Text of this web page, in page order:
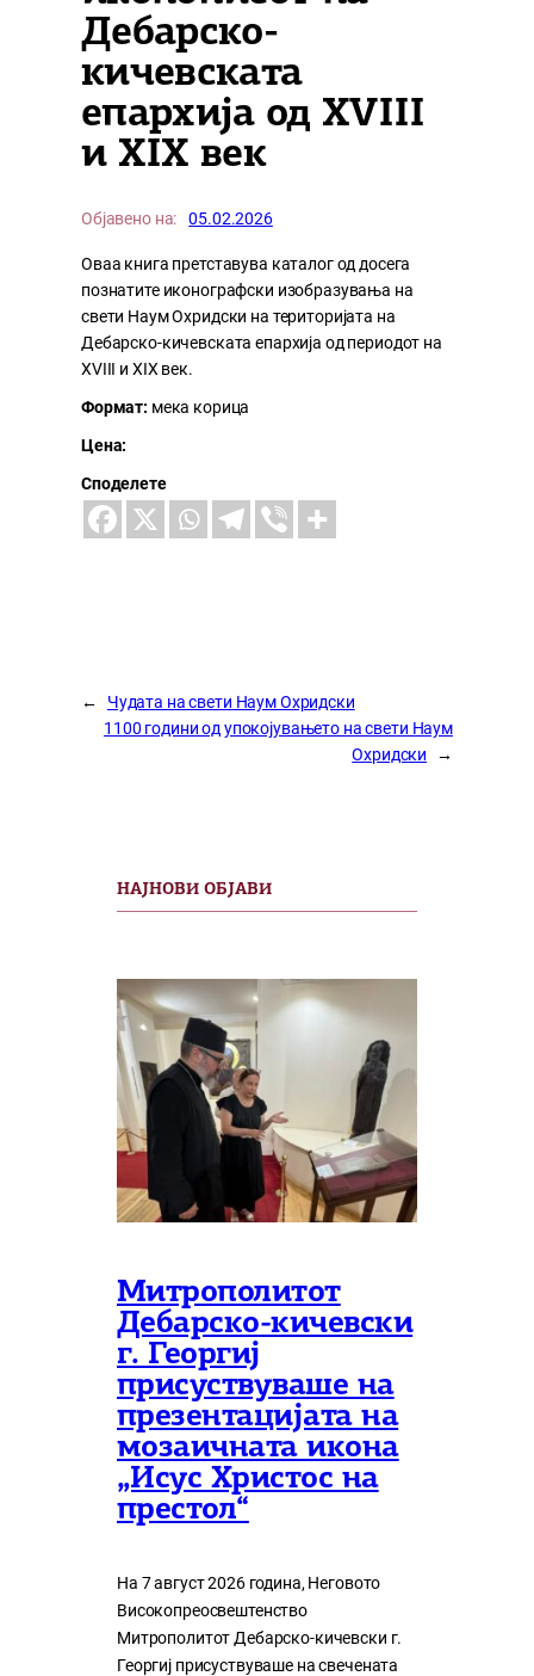
Дебарско-
кичевската
епархија од XVIII
и XIX век
Објавено на: 05.02.2026
Оваа книга претставува каталог од досега
познатите иконографски изобразувања на
свети Наум Охридски на територијата на
Дебарско-кичевската епархија од периодот на
XVIII и XIX век.
Формат: мека корица
Цена:
Споделете
←
Чудата на свети Наум Охридски
1100 години од упокојувањето на свети Наум
Охридски
→
НАЈНОВИ ОБЈАВИ
Митрополитот
Дебарско-кичевски
г. Георгиј
присуствуваше на
презентацијата на
мозаичната икона
„Исус Христос на
престол“
На 7 август 2026 година, Неговото
Високопреосвештенство
Митрополитот Дебарско-кичевски г.
Георгиј присуствуваше на свечената